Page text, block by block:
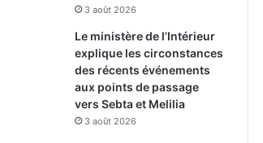
3 août 2026
Le ministère de l’Intérieur
explique les circonstances
des récents événements
aux points de passage
vers Sebta et Melilia
3 août 2026